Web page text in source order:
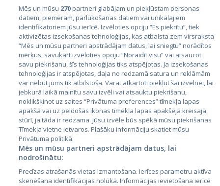
Страны
Эстония
Латвия
Литва
City24.lv
City24.ee
CVbankas.lt
Kainos.lt
Mēs un mūsu 270partneri glabājam un piekļūstam personas
datiem, piemēram, pārlūkošanas datiem vai unikālajiem
identifikatoriem jūsu ierīcē. Izvēloties opciju “Es piekrītu”, tiek
aktivizētas izsekošanas tehnoloģijas, kas atbalsta zem virsraksta
“Mēs un mūsu partneri apstrādājam datus, lai sniegtu” norādītos
mērķus, savukārt izvēloties opciju “Noraidīt visu” vai atsaucot
savu piekrišanu, šīs tehnoloģijas tiks atspējotas. Ja izsekošanas
tehnoloģijas ir atspējotas, daļa no redzamā satura un reklāmām
var nebūt jums tik atbilstoša. Varat atkārtoti piekļūt šai izvēlnei, lai
jebkurā laikā mainītu savu izvēli vai atsauktu piekrišanu,
noklikšķinot uz saites “Privātuma preferences” tīmekļa lapas
apakšā vai uz peldošās ikonas tīmekļa lapas apakšējā kreisajā
stūrī, ja tāda ir redzama. Jūsu izvēle būs spēkā mūsu piekrišanas
Tīmekļa vietne ietvaros. Plašāku informāciju skatiet mūsu
Privātuma politikā.
Mēs un mūsu partneri apstrādājam datus, lai
nodrošinātu:
Precīzas atrašanās vietas izmantošana. Ierīces parametru aktīva
skenēšana identifikācijas nolūkā. Informācijas ievietošana ierīcē